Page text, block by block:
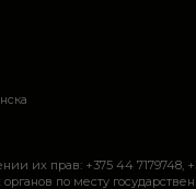
их прав: +375 44 7179748,
по месту